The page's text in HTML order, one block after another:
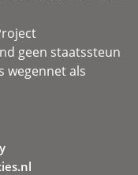
geen staatssteun
wegennet als